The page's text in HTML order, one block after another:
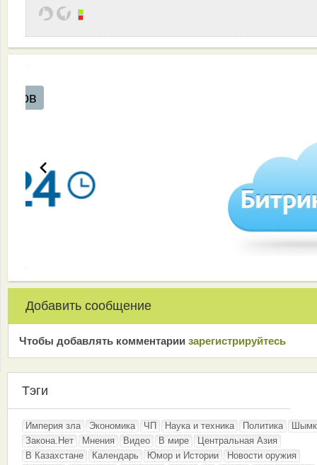
Добавить сообщение
Чтобы добавлять комментарии зарeгиcтрирyйтeсь
Тэги
Империя зла Экономика ЧП Наука и техника Политика
Закона.Нет
Мнения Видео В мире
Центральная Азия
В Казахстане
Календарь Юмор и Истории
Новости оружия